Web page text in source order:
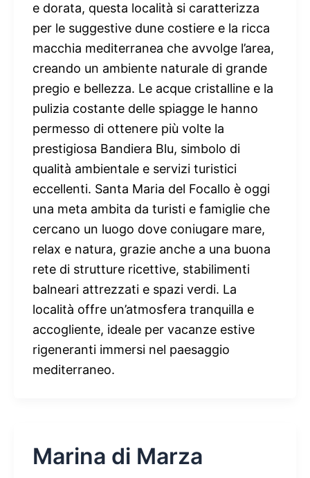
e dorata, questa località si caratterizza
per le suggestive dune costiere e la ricca
macchia mediterranea che avvolge l’area,
creando un ambiente naturale di grande
pregio e bellezza. Le acque cristalline e la
pulizia costante delle spiagge le hanno
permesso di ottenere più volte la
prestigiosa Bandiera Blu, simbolo di
qualità ambientale e servizi turistici
eccellenti. Santa Maria del Focallo è oggi
una meta ambita da turisti e famiglie che
cercano un luogo dove coniugare mare,
relax e natura, grazie anche a una buona
rete di strutture ricettive, stabilimenti
balneari attrezzati e spazi verdi. La
località offre un’atmosfera tranquilla e
accogliente, ideale per vacanze estive
rigeneranti immersi nel paesaggio
mediterraneo.
Marina di Marza